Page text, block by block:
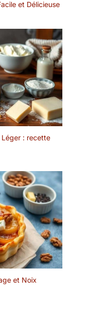
ou
et les
de cuisine
Qualité
sac à
terre
garantie
et constitue
de cuisine
pour tout
de
et Délicieuse
Léger : recette
et Noix